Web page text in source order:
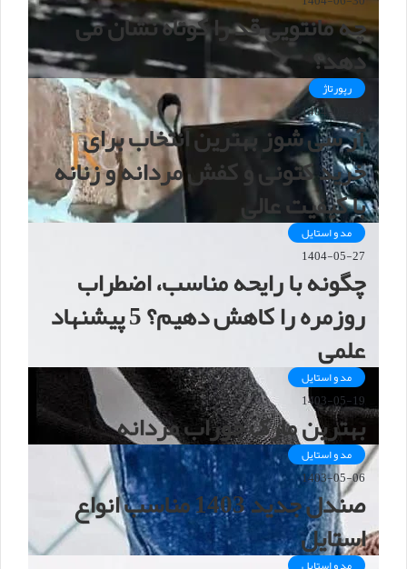
چه مانتویی قد را کوتاه نشان می
دهد؟
رپورتاژ
1404-05-28
آر سی شوز بهترین انتخاب برای
خرید کتونی و کفش مردانه و زنانه
با کیفیت عالی
مد و استایل
1404-05-27
چگونه با رایحه مناسب، اضطراب
روزمره را کاهش دهیم؟ 5 پیشنهاد
علمی
مد و استایل
1403-05-19
بهترین مارک جوراب مردانه
مد و استایل
1403-05-06
صندل جدید 1403 مناسب انواع
استایل